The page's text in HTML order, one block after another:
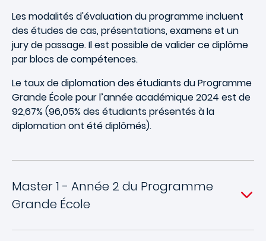
Les modalités d'évaluation du programme incluent
des études de cas, présentations, examens et un
jury de passage. Il est possible de valider ce diplôme
par blocs de compétences.
Le taux de diplomation des étudiants du Programme
Grande École pour l’année académique 2024 est de
92,67% (96,05% des étudiants présentés à la
diplomation ont été diplômés).
Master 1 - Année 2 du Programme
Grande École